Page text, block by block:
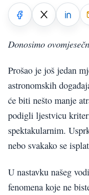
Donosimo
Prošao je još jedan
astronomskih
će biti nešto manje
podigli ljestvicu
spektakularnim.
nebo svakako se
U nastavku našeg
fenomena koje ne